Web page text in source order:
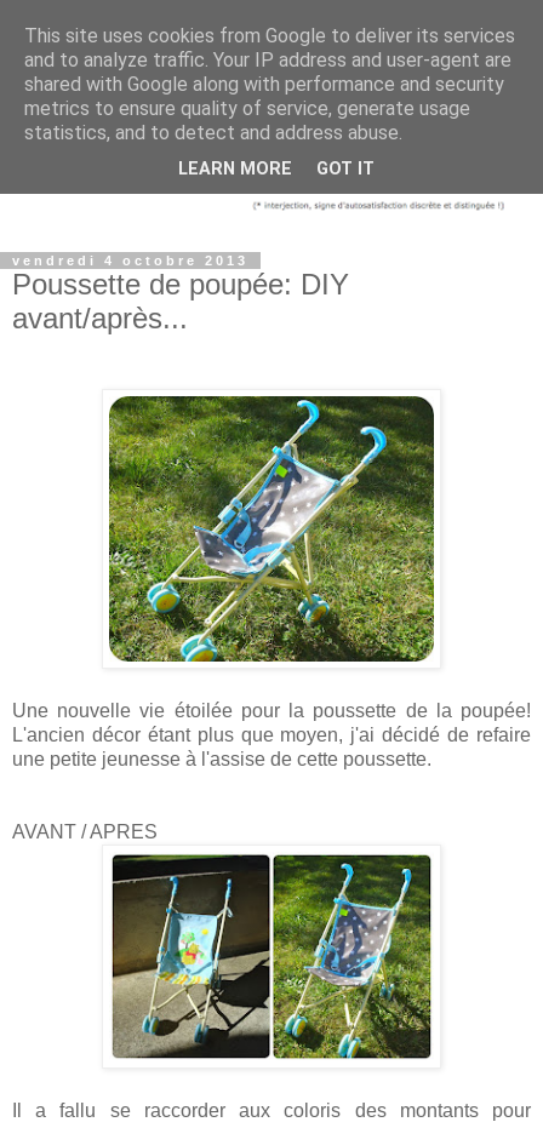
vendredi 4 octobre 2013
Poussette de poupée: DIY
avant/après...
Une nouvelle vie étoilée pour la poussette de la poupée!
L'ancien décor étant plus que moyen, j'ai décidé de refaire
une petite jeunesse à l'assise de cette poussette.
AVANT / APRES
Il a fallu se raccorder aux coloris des montants pour
This site uses cookies from Google to deliver its services
and to analyze traffic. Your IP address and user-agent are
shared with Google along with performance and security
metrics to ensure quality of service, generate usage
statistics, and to detect and address abuse.
LEARN MORE GOT IT